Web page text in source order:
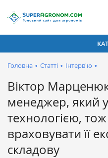
Головна • Статті • Інтерв'ю •
Віктор
менеджер, який
технологією,
враховувати її
складову